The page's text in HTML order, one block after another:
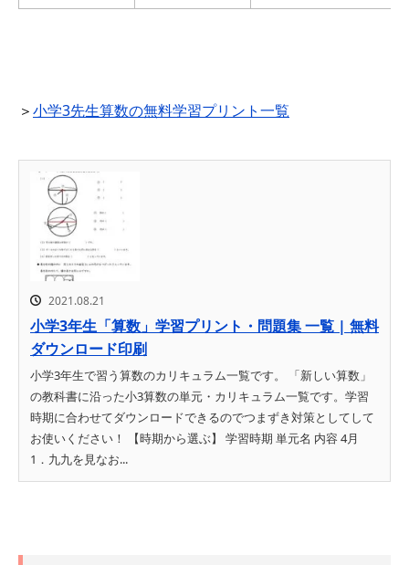
＞小学3先生算数の無料学習プリント一覧
2021.08.21
小学3年生「算数」学習プリント・問題集 一覧 | 無料
ダウンロード印刷
小学3年生で習う算数のカリキュラム一覧です。 「新しい算数」
の教科書に沿った小3算数の単元・カリキュラム一覧です。学習
時期に合わせてダウンロードできるのでつまずき対策としてして
お使いください！ 【時期から選ぶ】 学習時期 単元名 内容 4月
1．九九を見なお...